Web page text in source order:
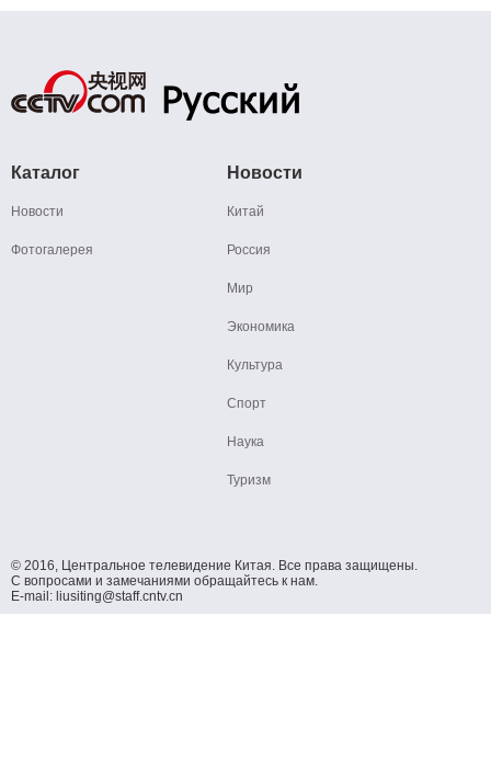
Каталог
Новости
Фотогалерея
Новости
Китай
Россия
Мир
Экономика
Культура
Спорт
Наука
Туризм
© 2016, Центральное телевидение Китая. Все права защищены.
С вопросами и замечаниями обращайтесь к нам.
E-mail: liusiting@staff.cntv.cn